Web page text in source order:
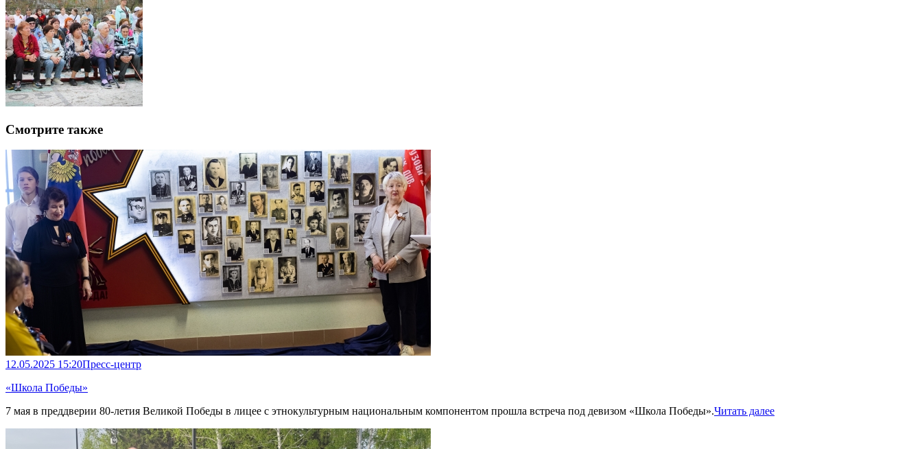
Смотрите также
12.05.2025 15:20Пресс-центр
«Школа Победы»
7 мая в преддверии 80-летия Великой Победы в лицее с этнокультурным национальным компонентом прошла встреча под девизом «Школа Победы».Читать далее